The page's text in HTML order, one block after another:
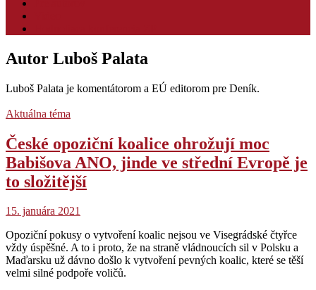
Autor Luboš Palata
Luboš Palata je komentátorom a EÚ editorom pre Deník.
Aktuálna téma
České opoziční koalice ohrožují moc
Babišova ANO, jinde ve střední Evropě je
to složitější
15. januára 2021
Opoziční pokusy o vytvoření koalic nejsou ve Visegrádské čtyřce
vždy úspěšné. A to i proto, že na straně vládnoucích sil v Polsku a
Maďarsku už dávno došlo k vytvoření pevných koalic, které se těší
velmi silné podpoře voličů.